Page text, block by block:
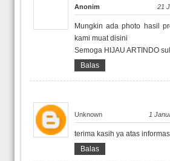
Anonim 21
Mungkin ada photo hasil
kami muat disini
Semoga HIJAU ARTINDO
Balas
Unknown 1
terima kasih ya atas
Balas